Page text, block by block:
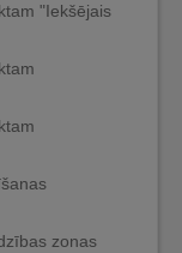
"Iekšējais
zonas